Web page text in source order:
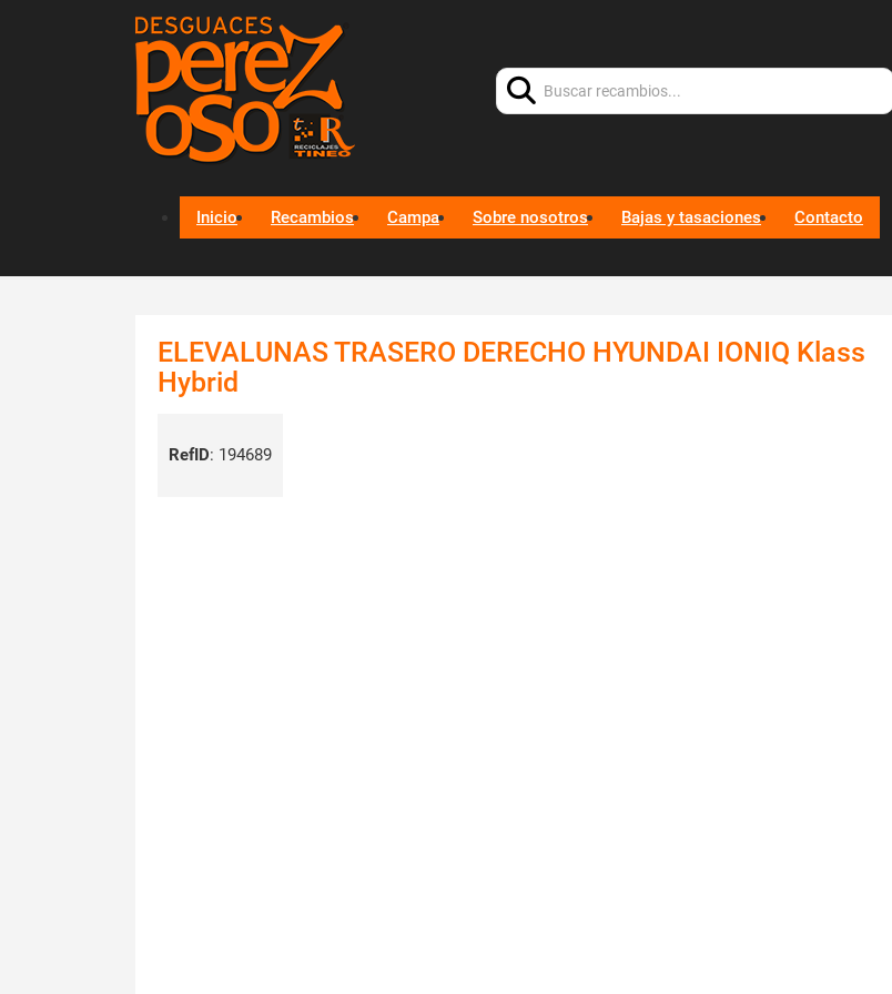
Buscar:
Inicio Recambios Campa Sobre nosotros Bajas y tasaciones Contacto
ELEVALUNAS TRASERO DERECHO HYUNDAI IONIQ Klass
Hybrid
RefID: 194689